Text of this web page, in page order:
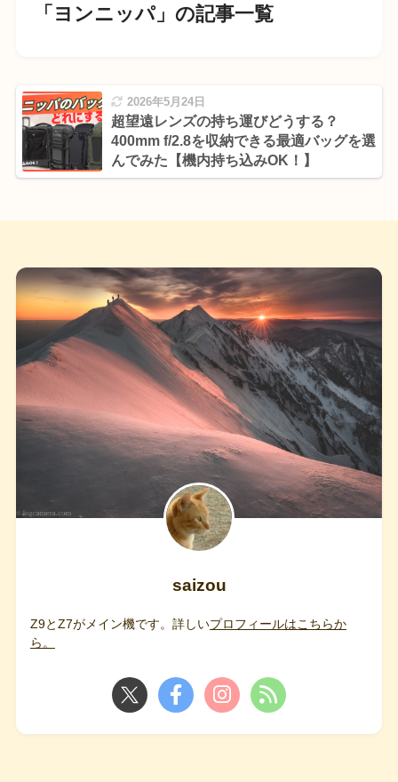
「ヨンニッパ」の記事一覧
2026年5月24日
超望遠レンズの持ち運びどうする？
400mm f/2.8を収納できる最適バッグを選
んでみた【機内持ち込みOK！】
saizou
Z9とZ7がメイン機です。詳しいプロフィールはこちらか
ら。